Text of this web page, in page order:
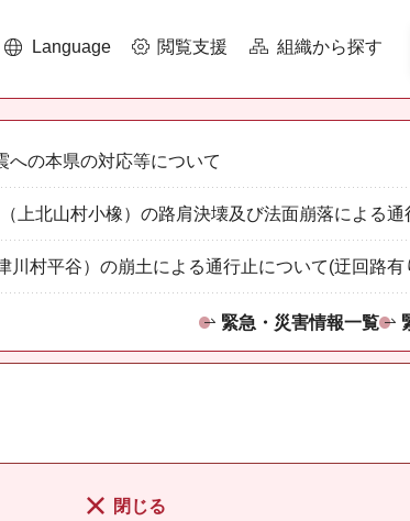
Language 閲覧支援 組織から探す
への本県の対応等について
上北山村小橡）の路肩決壊及び法面崩落による通
川村平谷）の崩土による通行止について(迂回路有
緊急・災害情報一覧
閉じる